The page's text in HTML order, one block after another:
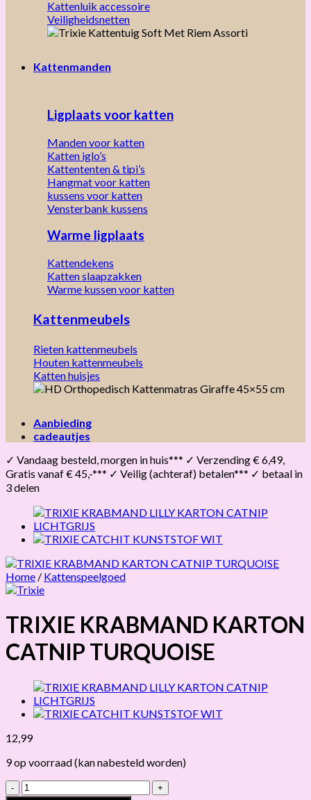
Kattenluik accessoire
Veiligheidsnetten
Kattenmanden
Ligplaats voor katten
Manden voor katten
Katten iglo’s
Kattententen & tipi’s
Hangmat voor katten
kussens voor katten
Vensterbank kussens
Warme ligplaats
Kattendekens
Katten slaapzakken
Warme kussen voor katten
Kattenmeubels
Rieten kattenmeubels
Houten kattenmeubels
Katten huisjes
Aanbieding
cadeautjes
✓ Vandaag besteld, morgen in huis*** ✓ Verzending € 6,49,
Gratis vanaf € 45,-*** ✓ Veilig (achteraf) betalen*** ✓ betaal in
3 delen
Home / Kattenspeelgoed
TRIXIE KRABMAND KARTON
CATNIP TURQUOISE
12,99
9 op voorraad (kan nabesteld worden)
TRIXIE